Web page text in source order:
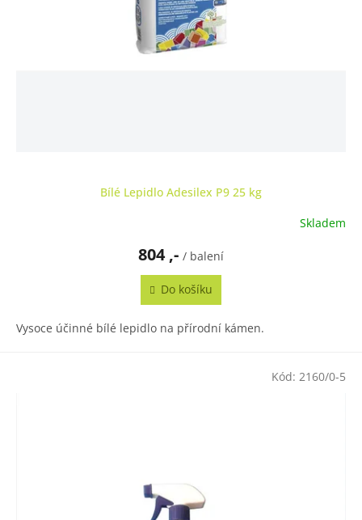
Bílé Lepidlo Adesilex P9 25 kg
Skladem
804 ,- / balení
Do košíku
Vysoce účinné bílé lepidlo na přírodní kámen.
Kód: 2160/0-5